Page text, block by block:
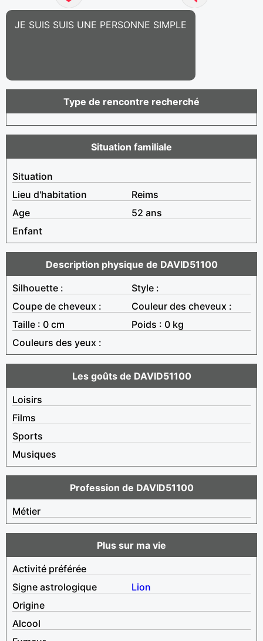
JE SUIS SUIS UNE PERSONNE SIMPLE
Type de rencontre recherché
Situation familiale
Situation
Lieu d'habitation
Reims
Age
52 ans
Enfant
Description physique de DAVID51100
Silhouette :
Style :
Coupe de cheveux :
Couleur des cheveux :
Taille : 0 cm
Poids : 0 kg
Couleurs des yeux :
Les goûts de DAVID51100
Loisirs
Films
Sports
Musiques
Profession de DAVID51100
Métier
Plus sur ma vie
Activité préférée
Signe astrologique
Lion
Origine
Alcool